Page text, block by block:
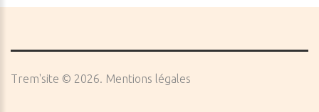
Trem'site © 2026 Mentions légales